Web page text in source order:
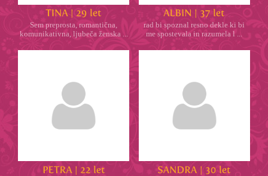
Sem preprosta, romantična,
komunikativna, ljubeča ženska ...
rad bi spoznal resno dekle ki bi
me spostevala in razumela l ...